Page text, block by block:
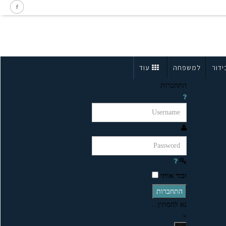
למשפחה עוד
התחברות
זכור אותי
התחברות
נא להמתין...
×